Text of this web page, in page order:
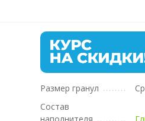
Размер гранул
Состав
наполнителя